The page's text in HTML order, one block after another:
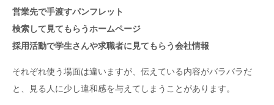
営業先で手渡すパンフレット
検索して見てもらうホームページ
採用活動で学生さんや求職者に見てもらう会社情報
それぞれ使う場面は違いますが、伝えている内容がバラバラだ
と、見る人に少し違和感を与えてしまうことがあります。